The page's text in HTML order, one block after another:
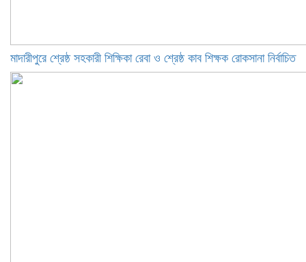
মাদারীপুরে শ্রেষ্ঠ সহকারী শিক্ষিকা রেবা ও শ্রেষ্ঠ কাব শিক্ষক রোকসানা নির্বাচিত